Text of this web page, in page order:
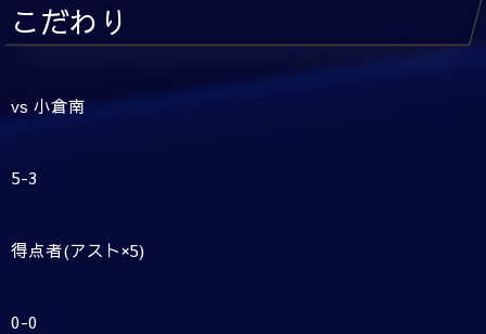
こだわり
vs 小倉南
5-3
得点者(アスト×5)
0-0